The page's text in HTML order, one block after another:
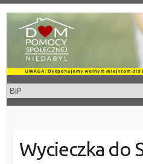
content
Wycieczka do